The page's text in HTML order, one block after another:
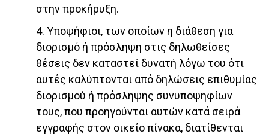
στην προκήρυξη.
4. Υποψήφιοι, των οποίων η διάθεση για
διορισμό ή πρόσληψη στις δηλωθείσες
θέσεις δεν καταστεί δυνατή λόγω του ότι
αυτές καλύπτονται από δηλώσεις επιθυμίας
διορισμού ή πρόσληψης συνυποψηφίων
τους, που προηγούνται αυτών κατά σειρά
εγγραφής στον οικείο πίνακα, διατίθενται